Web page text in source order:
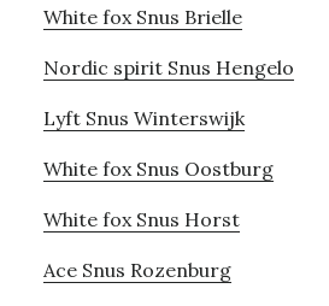
White fox Snus Brielle
Nordic spirit Snus Hengelo
Lyft Snus Winterswijk
White fox Snus Oostburg
White fox Snus Horst
Ace Snus Rozenburg